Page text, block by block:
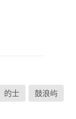
的士 鼓浪屿